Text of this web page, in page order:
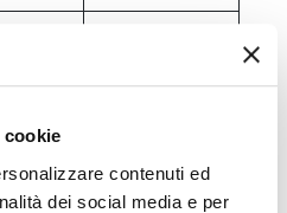
contenuti ed
dei social media e per
€ 0,26
€ 0,23